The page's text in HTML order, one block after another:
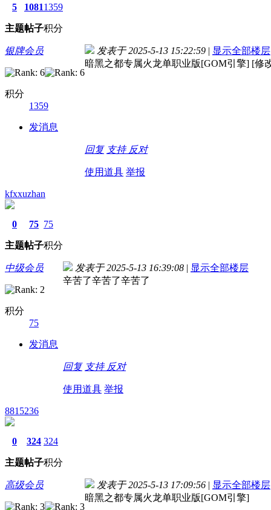
5
主题
1081
帖子
1359
积分
银牌会员
积分
1359
发消息
发表于 2025-5-13 15:22:59 | 显示全部楼层
暗黑之都专属火龙单职业版[GOM引擎] [修
回复 支持 反对
使用道具 举报
kfxxuzhan
0
主题
75
帖子
75
积分
中级会员
积分
75
发消息
发表于 2025-5-13 16:39:08 | 显示全部楼层
辛苦了辛苦了辛苦了
回复 支持 反对
使用道具 举报
8815236
0
主题
324
帖子
324
积分
高级会员 发表于 2025-5-13 17:09:56 | 显示全部楼层
暗黑之都专属火龙单职业版[GOM引擎]